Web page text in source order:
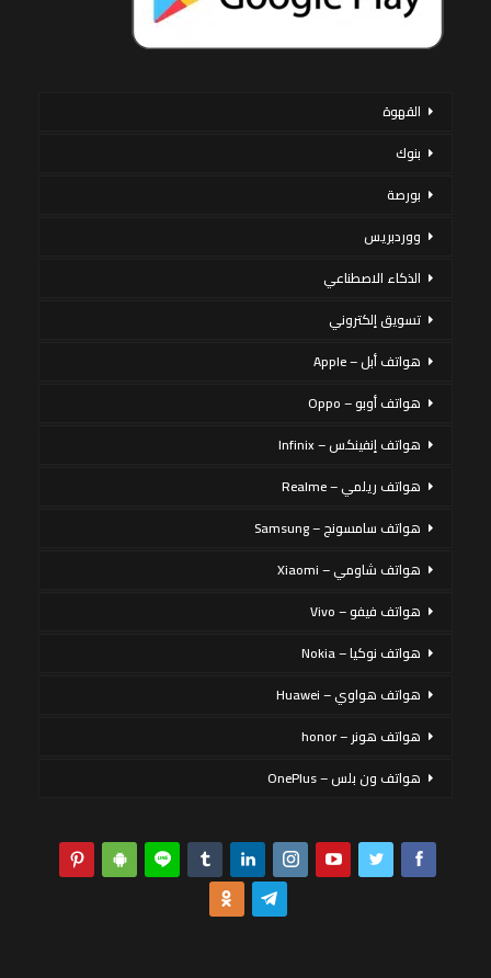
القهوة
بنوك
بورصة
ووردبريس
الذكاء الاصطناعي
تسويق إلكتروني
هواتف أبل – Apple
هواتف أوبو – Oppo
هواتف إنفينكس – Infinix
هواتف ريلمي – Realme
هواتف سامسونج – Samsung
هواتف شاومي – Xiaomi
هواتف فيفو – Vivo
هواتف نوكيا – Nokia
هواتف هواوي – Huawei
هواتف هونر – honor
هواتف ون بلس – OnePlus